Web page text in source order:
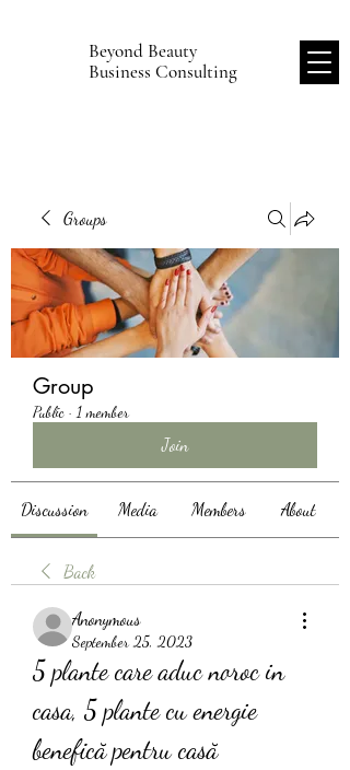
Beyond Beauty
Business Consulting
Groups
Group
Public · 1 member
Join
Discussion Media Members About
Back
Anonymous
September 25, 2023
5 plante care aduc noroc in
casa, 5 plante cu energie
benefică pentru casă